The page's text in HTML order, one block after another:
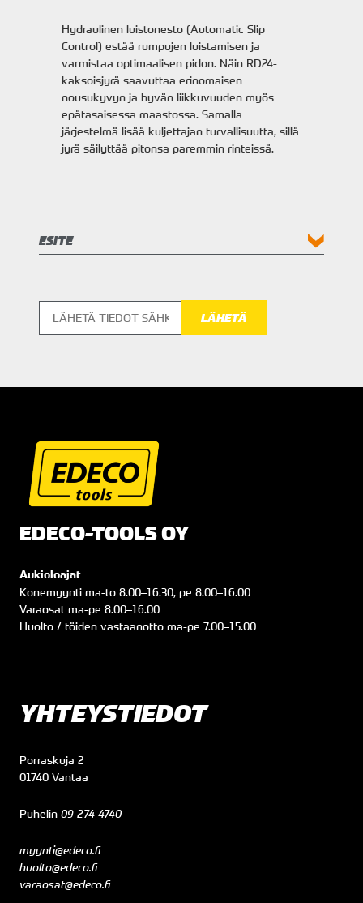
Hydraulinen luistonesto (Automatic Slip
Control) estää rumpujen luistamisen ja
varmistaa optimaalisen pidon. Näin RD24-
kaksoisjyrä saavuttaa erinomaisen
nousukyvyn ja hyvän liikkuvuuden myös
epätasaisessa maastossa. Samalla
järjestelmä lisää kuljettajan turvallisuutta, sillä
jyrä säilyttää pitonsa paremmin rinteissä.
ESITE
EDECO-TOOLS OY
Aukioloajat
Konemyynti ma-to 8.00–16.30, pe 8.00–16.00
Varaosat ma-pe 8.00–16.00
Huolto / töiden vastaanotto ma-pe 7.00–15.00
YHTEYSTIEDOT
Porraskuja 2
01740 Vantaa
Puhelin 09 274 4740
myynti@edeco.fi
huolto@edeco.fi
varaosat@edeco.fi